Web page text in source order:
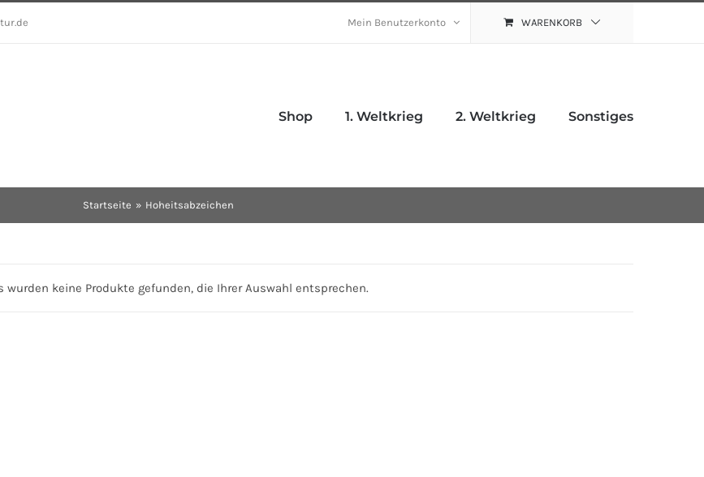
Mein Benutzerkonto WARENKORB
Shop 1. Weltkrieg 2. Weltkrieg Sonstiges
Startseite Hoheitsabzeichen
wurden keine Produkte gefunden, die Ihrer Auswahl entsprechen.